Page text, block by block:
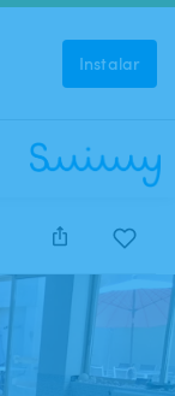
Instalar